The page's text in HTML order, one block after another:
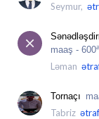
Seymur,
maaş - 600
Ləman
Tornaçı
Tabriz